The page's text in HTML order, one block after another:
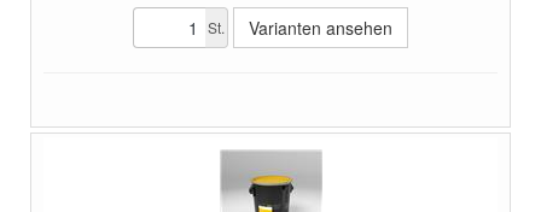
St. Varianten ansehen